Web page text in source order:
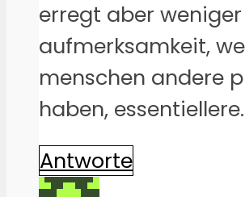
erregt aber weniger
aufmerksamkeit,
menschen andere
haben,
Antworte